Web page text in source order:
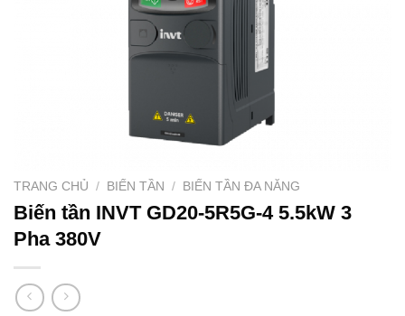
TRANG CHỦ / BIẾN TẦN / BIẾN TẦN ĐA NĂNG
Biến tần INVT GD20-5R5G-4 5.5kW 3
Pha 380V